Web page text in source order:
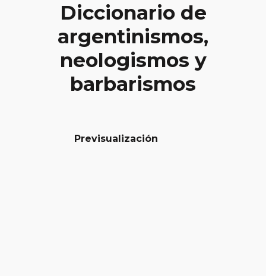
Diccionario de
argentinismos,
neologismos y
barbarismos
Previsualización